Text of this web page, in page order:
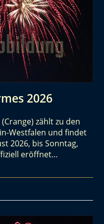
2026
zählt zu den
Westfalen und findet
2026, bis Sonntag,
eröffnet…